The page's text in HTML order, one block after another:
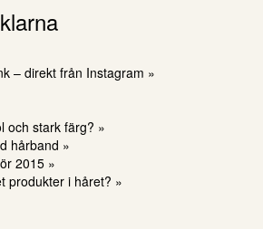
– direkt från Instagram »
och stark färg? »
hårband »
2015 »
produkter i håret? »